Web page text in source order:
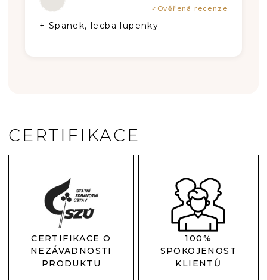
+ Spanek, lecba lupenky
CERTIFIKACE
CERTIFIKACE O
NEZÁVADNOSTI
PRODUKTU
100%
SPOKOJENOST
KLIENTŮ